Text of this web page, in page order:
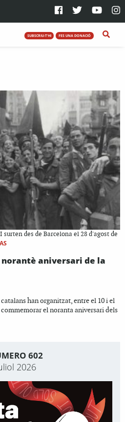
SUBSCRIU-T'HI FES UNA DONACIÓ
des de Barcelona el 28 d'agost de
aniversari de la
han organitzat, entre el 10 i el
el noranta aniversari dels
602
2026